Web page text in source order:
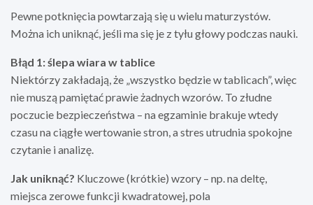
Pewne potknięcia powtarzają się u wielu maturzystów.
Można ich uniknąć, jeśli ma się je z tyłu głowy podczas nauki.
Błąd 1: ślepa wiara w tablice
Niektórzy zakładają, że „wszystko będzie w tablicach”, więc
nie muszą pamiętać prawie żadnych wzorów. To złudne
poczucie bezpieczeństwa – na egzaminie brakuje wtedy
czasu na ciągłe wertowanie stron, a stres utrudnia spokojne
czytanie i analizę.
Jak uniknąć? Kluczowe (krótkie) wzory – np. na deltę,
miejsca zerowe funkcji kwadratowej, pola